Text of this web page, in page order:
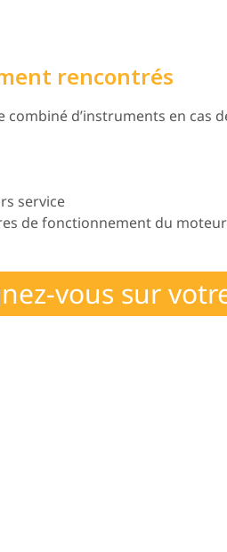
rencontrés
combiné d’instruments en cas
service
de fonctionnement du moteur
vous sur